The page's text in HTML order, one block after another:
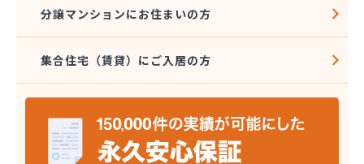
分譲マンションにお住まいの方
集合住宅（賃貸）にご入居の方